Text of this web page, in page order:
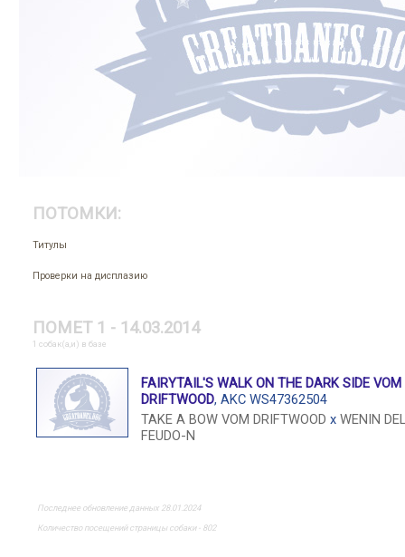
ПОТОМКИ:
Титулы
Проверки на дисплазию
ПОМЕТ 1 - 14.03.2014
1 собак(а,и) в базе
FAIRYTAIL'S WALK ON THE DARK SIDE VOM
DRIFTWOOD, AKC WS47362504
TAKE A BOW VOM DRIFTWOOD x WENIN
FEUDO-N
Последнее обновление данных 28.01.2024
Количество посещений страницы собаки - 802